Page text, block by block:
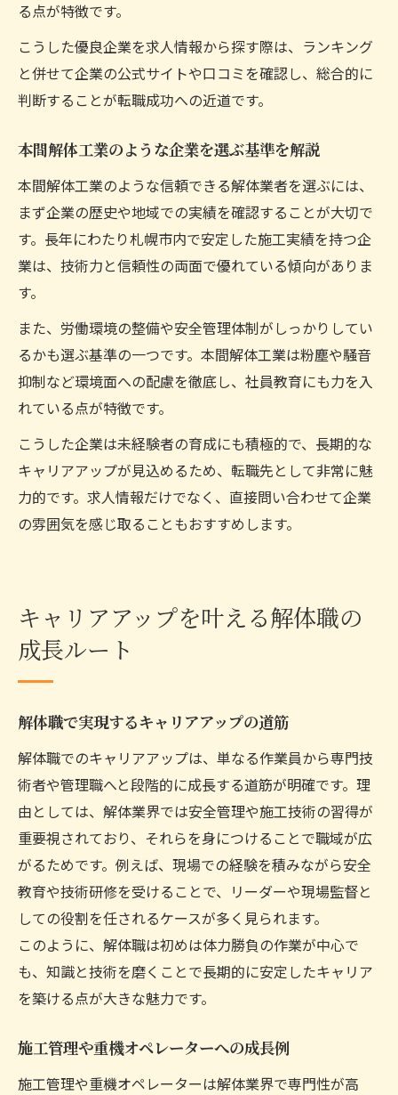
る点が特徴です。
こうした優良企業を求人情報から探す際は、ランキング
と併せて企業の公式サイトや口コミを確認し、総合的に
判断することが転職成功への近道です。
本間解体工業のような企業を選ぶ基準を解説
本間解体工業のような信頼できる解体業者を選ぶには、
まず企業の歴史や地域での実績を確認することが大切で
す。長年にわたり札幌市内で安定した施工実績を持つ企
業は、技術力と信頼性の両面で優れている傾向がありま
す。
また、労働環境の整備や安全管理体制がしっかりしてい
るかも選ぶ基準の一つです。本間解体工業は粉塵や騒音
抑制など環境面への配慮を徹底し、社員教育にも力を入
れている点が特徴です。
こうした企業は未経験者の育成にも積極的で、長期的な
キャリアアップが見込めるため、転職先として非常に魅
力的です。求人情報だけでなく、直接問い合わせて企業
の雰囲気を感じ取ることもおすすめします。
キャリアアップを叶える解体職の
成長ルート
解体職で実現するキャリアアップの道筋
解体職でのキャリアアップは、単なる作業員から専門技
術者や管理職へと段階的に成長する道筋が明確です。理
由としては、解体業界では安全管理や施工技術の習得が
重要視されており、それらを身につけることで職域が広
がるためです。例えば、現場での経験を積みながら安全
教育や技術研修を受けることで、リーダーや現場監督と
しての役割を任されるケースが多く見られます。
このように、解体職は初めは体力勝負の作業が中心で
も、知識と技術を磨くことで長期的に安定したキャリア
を築ける点が大きな魅力です。
施工管理や重機オペレーターへの成長例
施工管理や重機オペレーターは解体業界で専門性が高